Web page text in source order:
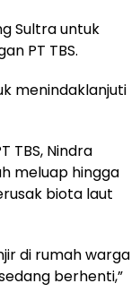
Sultra untuk
PT TBS.
menindaklanjuti
TBS, Nindra
meluap hingga
biota laut
di rumah warga
berhenti,”